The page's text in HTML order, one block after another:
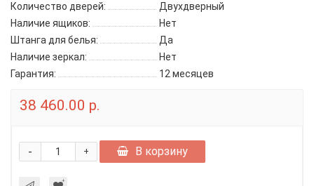
Количество дверей:
Двухдверный
Наличие ящиков:
Нет
Штанга для белья:
Да
Наличие зеркал:
Нет
Гарантия:
12 месяцев
38 460.00 р.
+
- В корзину